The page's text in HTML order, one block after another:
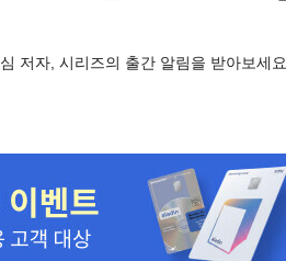
저자, 시리즈의 출간 알림을 받아보세요